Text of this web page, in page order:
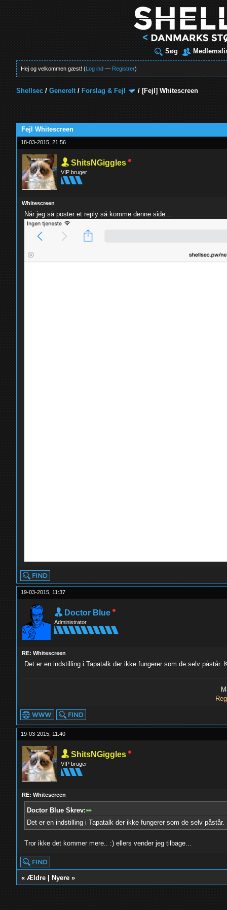
Søg
Hej og velkommen gæst! (Log ind — Registrer)
Shellsec /Generelt/ Forslag & Fejl / [Fejl] Whitescreen
Fejl Whitescreen
18-03-2015, 21:56
ShitsNGiggles
VIP bruger
Whitescreen
Når jeg så poster et reply så komme denne side...
19-03-2015, 11:37
Doctor Blue
Administrator
RE: Whitescreen
Det er en indstilling i Tapatalk der ikke fungerer som de selv
19-03-2015, 11:40
ShitsNGiggles
VIP bruger
RE: Whitescreen
Doctor Blue Skrev:
Det er en indstilling i Tapatalk der ikke fungerer som de selv
Tror ikke det kommer mere.. :) ellers vender jeg tilbage...
«Ældre Nyere »